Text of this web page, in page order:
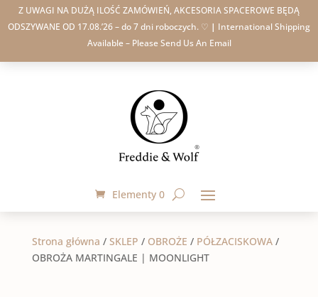
Z UWAGI NA DUŻĄ ILOŚĆ ZAMÓWIEŃ, AKCESORIA SPACEROWE BĘDĄ
ODSZYWANE OD 17.08.’26 – do 7 dni roboczych. ♡ | International Shipping
Available – Please Send Us An Email
Elementy 0
Strona główna / SKLEP / OBROŻE / PÓŁZACISKOWA/
OBROŻA MARTINGALE | MOONLIGHT